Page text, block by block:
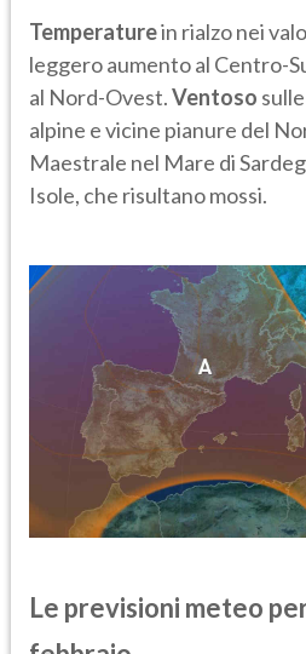
Temperaturein rialzo nei
leggero aumento al Centro-
al Nord-Ovest.Ventoso
alpine e vicine pianure del
Maestrale nel Mare di
Isole, che risultano mossi.
Le previsioni meteo